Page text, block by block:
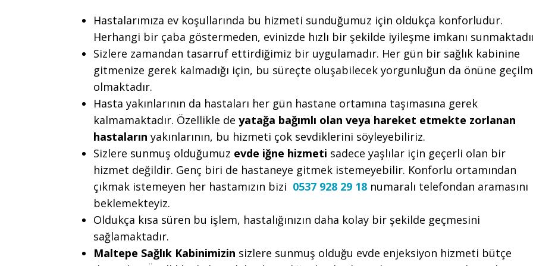
Hastalarımıza ev koşullarında bu hizmeti sunduğumuz için oldukça konforludur.
Herhangi bir çaba göstermeden, evinizde hızlı bir şekilde iyileşme imkanı
Sizlere zamandan tasarruf ettirdiğimiz bir uygulamadır. Her gün bir sağlık kabinine
gitmenize gerek kalmadığı için, bu süreçte oluşabilecek yorgunluğun da önüne
olmaktadır.
Hasta yakınlarının da hastaları her gün hastane ortamına taşımasına gerek
kalmamaktadır. Özellikle de yatağa bağımlı olan veya hareket etmekte zorlanan
hastaların yakınlarının, bu hizmeti çok sevdiklerini söyleyebiliriz.
Sizlere sunmuş olduğumuz evde iğne hizmeti sadece yaşlılar için geçerli olan bir
hizmet değildir. Genç biri de hastaneye gitmek istemeyebilir. Konforlu ortamından
çıkmak istemeyen her hastamızın bizi 0537 928 29 18 numaralı telefondan aramasını
beklemekteyiz.
Oldukça kısa süren bu işlem, hastalığınızın daha kolay bir şekilde geçmesini
sağlamaktadır.
Maltepe Sağlık Kabinimizin sizlere sunmuş olduğu evde enjeksiyon hizmeti bütçe